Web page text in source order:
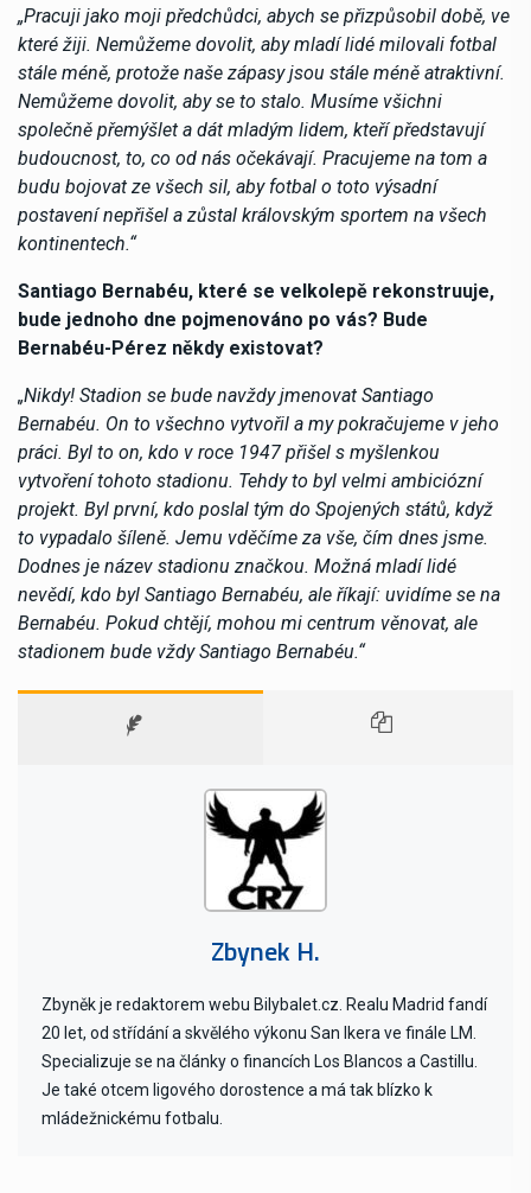
„Pracuji jako moji předchůdci, abych se přizpůsobil době, ve
které žiji. Nemůžeme dovolit, aby mladí lidé milovali fotbal
stále méně, protože naše zápasy jsou stále méně atraktivní.
Nemůžeme dovolit, aby se to stalo. Musíme všichni
společně přemýšlet a dát mladým lidem, kteří představují
budoucnost, to, co od nás očekávají. Pracujeme na tom a
budu bojovat ze všech sil, aby fotbal o toto výsadní
postavení nepřišel a zůstal královským sportem na všech
kontinentech.“
Santiago Bernabéu, které se velkolepě rekonstruuje,
bude jednoho dne pojmenováno po vás? Bude
Bernabéu-Pérez někdy existovat?
„Nikdy! Stadion se bude navždy jmenovat Santiago
Bernabéu. On to všechno vytvořil a my pokračujeme v jeho
práci. Byl to on, kdo v roce 1947 přišel s myšlenkou
vytvoření tohoto stadionu. Tehdy to byl velmi ambiciózní
projekt. Byl první, kdo poslal tým do Spojených států, když
to vypadalo šíleně. Jemu vděčíme za vše, čím dnes jsme.
Dodnes je název stadionu značkou. Možná mladí lidé
nevědí, kdo byl Santiago Bernabéu, ale říkají: uvidíme se na
Bernabéu. Pokud chtějí, mohou mi centrum věnovat, ale
stadionem bude vždy Santiago Bernabéu.“
Zbynek H.
Zbyněk je redaktorem webu Bilybalet.cz. Realu Madrid fandí
20 let, od střídání a skvělého výkonu San Ikera ve finále LM.
Specializuje se na články o financích Los Blancos a Castillu.
Je také otcem ligového dorostence a má tak blízko k
mládežnickému fotbalu.